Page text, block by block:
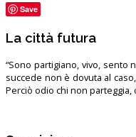
Save
La città futura
“Sono partigiano, vivo, sento
succede non è dovuta al
Perciò odio chi non parteggia,